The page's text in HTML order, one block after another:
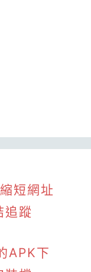
短網址
追蹤
APK下